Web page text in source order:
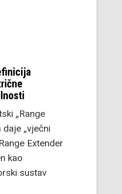
„Range
„vječni
Extender
kao
sustav